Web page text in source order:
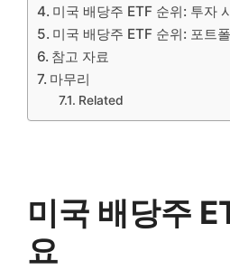
미국 배당주 ETF 순위: 투자
미국 배당주 ETF 순위: 포트
참고 자료
마무리
Related
미국 배당주
요